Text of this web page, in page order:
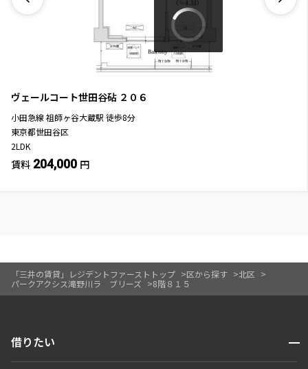
「三井の賃貸」レジデントファーストトップ 区から探す
北区
パークアクシス滝野川ラ ブリーズ
8階８１５
ヴェールコート世田谷砧 ２０６
小田急線 祖師ヶ谷大蔵駅 徒歩8分
東京都世田谷区
2LDK
賃料 204,000 円
借りたい 開閉